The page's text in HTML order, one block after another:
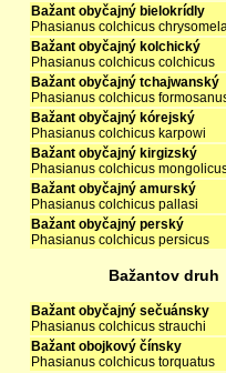
Bažant obyčajný bielokrídly
Phasianus colchicus
Bažant obyčajný kolchický
Phasianus colchicus colchicus
Bažant obyčajný tchajwanský
Phasianus colchicus
Bažant obyčajný kórejský
Phasianus colchicus karpowi
Bažant obyčajný kirgizský
Phasianus colchicus
Bažant obyčajný amurský
Phasianus colchicus pallasi
Bažant obyčajný perský
Phasianus colchicus persicus
Bažantov druh
Bažant obyčajný sečuánsky
Phasianus colchicus strauchi
Bažant obojkový čínsky
Phasianus colchicus torquatus